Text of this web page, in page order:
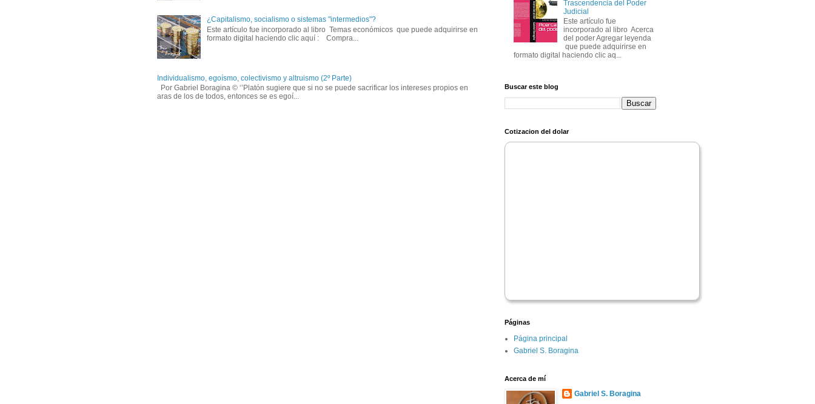
¿Capitalismo, socialismo o sistemas "intermedios"?
Este artículo fue incorporado al libro Temas económicos que puede adquirirse en
formato digital haciendo clic aquí : Compra...
Individualismo, egoísmo, colectivismo y altruismo (2º Parte)
Por Gabriel Boragina © ‘’Platón sugiere que si no se puede sacrificar los intereses propios en
aras de los de todos, entonces se es egoí...
Trascendencia del Poder
Judicial
Este artículo fue
incorporado al libro Acerca
del poder Agregar leyenda
que puede adquirirse en
formato digital haciendo clic aq...
Buscar este blog
Cotizacion del dolar
Páginas
Página principal
Gabriel S. Boragina
Acerca de mí
Gabriel S. Boragina